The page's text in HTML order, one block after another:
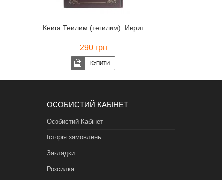
Книга Теилим (тегилим). Иврит
290 грн
ОСОБИСТИЙ КАБІНЕТ
Особистий Кабінет
Історія замовлень
Закладки
Розсилка